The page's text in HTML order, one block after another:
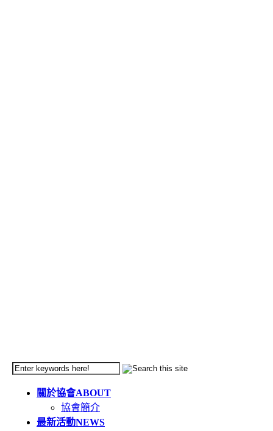
關於協會ABOUT
協會簡介
最新活動NEWS